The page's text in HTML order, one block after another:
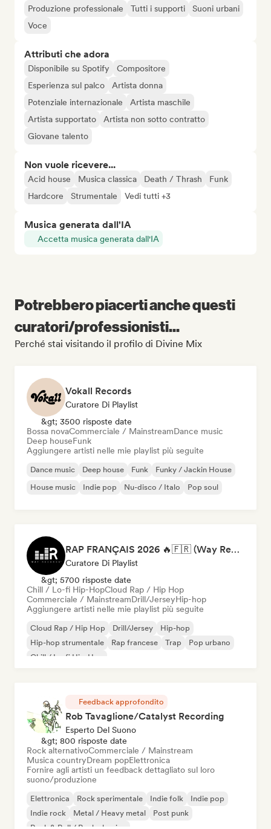
Produzione professionale Tutti i supporti
Suoni urbani
Voce
Attributi che adora
Disponibile su Spotify
Compositore
Esperienza sul palco
Artista donna
Potenziale internazionale
Artista maschile
Artista supportato
Artista non sotto contratto
Giovane talento
Non vuole ricevere...
Acid house Musica classica Death / Thrash
Funk
Hardcore
Strumentale Vedi tutti +3
Musica generata dall'IA
Accetta musica generata dall'IA
Potrebbero piacerti anche questi
curatori/professionisti...
Perché stai visitando il profilo di Divine Mix
Vokall Records
Curatore Di Playlist
&gt; 3500 risposte date
Bossa novaCommerciale / MainstreamDance music
Deep houseFunk
Aggiungere artisti nelle mie playlist più seguite
Dance music Deep house Funk
Funky / Jackin House
House music
Indie pop Nu-disco / Italo Pop soul
RAP FRANÇAIS 2026 🔥🇫🇷 (Way Records)
Curatore Di Playlist
&gt; 5700 risposte date
Chill / Lo-fi Hip-HopCloud Rap / Hip Hop
Commerciale / MainstreamDrill/JerseyHip-hop
Aggiungere artisti nelle mie playlist più seguite
Cloud Rap / Hip Hop Drill/Jersey
Hip-hop
Hip-hop strumentale
Rap francese Trap
Pop urbano
Chill / Lo-fi Hip-Hop
Feedback approfondito
Rob Tavaglione/Catalyst Recording
Esperto Del Suono
&gt; 800 risposte date
Rock alternativoCommerciale / Mainstream
Musica countryDream popElettronica
Fornire agli artisti un feedback dettagliato sul loro
suono/produzione
Elettronica Rock sperimentale Indie folk
Indie pop
Indie rock
Metal / Heavy metal
Post punk